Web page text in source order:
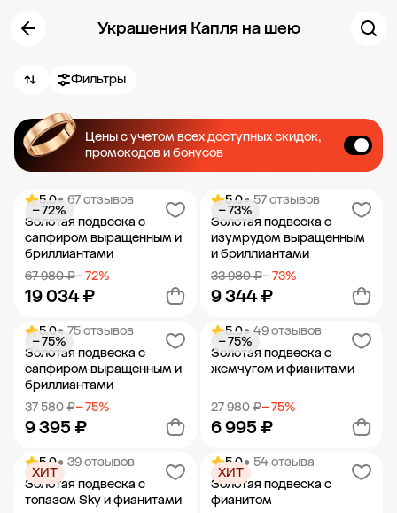
Украшения Капля на шею
Фильтры
Цены с учетом всех доступных скидок,
промокодов и бонусов
5.0• 67 отзывов
Золотая подвеска с
сапфиром выращенным и
бриллиантами
67 980 ₽− 72%
19 034 ₽
− 72%
Добавить в корзину
5.0• 57 отзывов
Золотая подвеска с
изумрудом выращенным
и бриллиантами
33 980 ₽− 73%
9 344 ₽
− 73%
Добавить в корзину
5.0• 75 отзывов
Золотая подвеска с
сапфиром выращенным и
бриллиантами
37 580 ₽− 75%
9 395 ₽
− 75%
Добавить в корзину
5.0• 49 отзывов
Золотая подвеска с
жемчугом и фианитами
27 980 ₽− 75%
6 995 ₽
− 75%
Добавить в корзину
5.0• 39 отзывов
Золотая подвеска с
топазом Sky и фианитами
ХИТ
5.0• 54 отзыва
Золотая подвеска с
фианитом
ХИТ